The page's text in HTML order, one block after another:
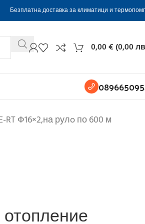
Безплатна доставка за климатици и
0,00€(0,00
Ф16×2,на рулo по 600 м